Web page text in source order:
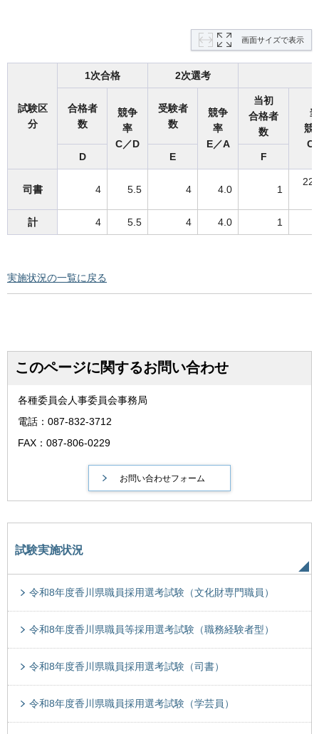
画面サイズで表示
試験区
分
1次合格 2次選考
合格者
数
競争
率
C／D
受験者
数
競争
率
E／A
当初
合格者
数
競
C
D
E F
司書 4 5.5 4 4.0 1
計 4 5.5 4 4.0 1
実施状況の一覧に戻る
このページに関するお問い合わせ
各種委員会人事委員会事務局
電話：087-832-3712
FAX：087-806-0229
試験実施状況
令和8年度香川県職員採用選考試験（文化財専門職員）
令和8年度香川県職員等採用選考試験（職務経験者型）
令和8年度香川県職員採用選考試験（司書）
令和8年度香川県職員採用選考試験（学芸員）